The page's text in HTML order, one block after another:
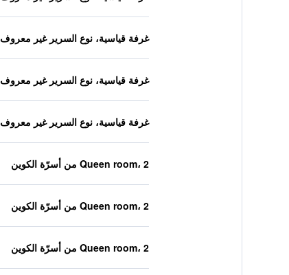
غرفة قياسية، نوع السرير غير معروف
غرفة قياسية، نوع السرير غير معروف
غرفة قياسية، نوع السرير غير معروف
Queen room، 2 من أسرّة الكوين
Queen room، 2 من أسرّة الكوين
Queen room، 2 من أسرّة الكوين